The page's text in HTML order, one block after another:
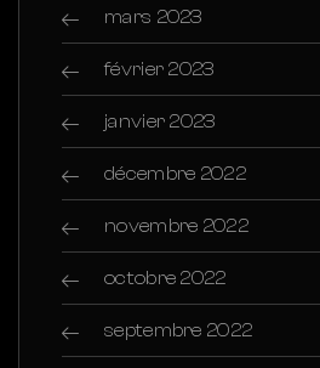
mars 2023
février 2023
janvier 2023
décembre 2022
novembre 2022
octobre 2022
septembre 2022